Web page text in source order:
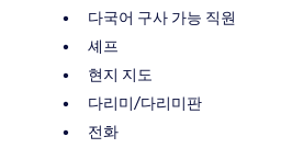
다국어 구사 가능 직원
셰프
현지 지도
다리미/다리미판
전화